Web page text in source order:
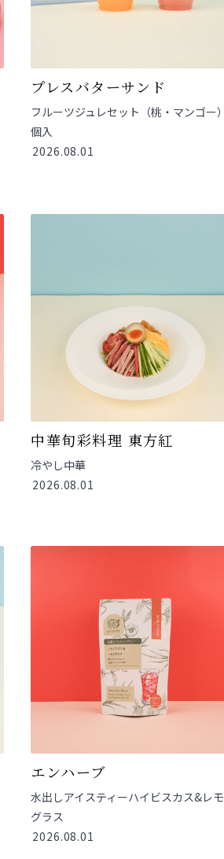
プレスバターサンド
フルーツジュレセット（桃・マンゴー
個入
2026.08.01
中華旬彩料理 東方紅
冷やし中華
2026.08.01
エンハーブ
水出しアイスティーハイビスカス&レ
グラス
2026.08.01